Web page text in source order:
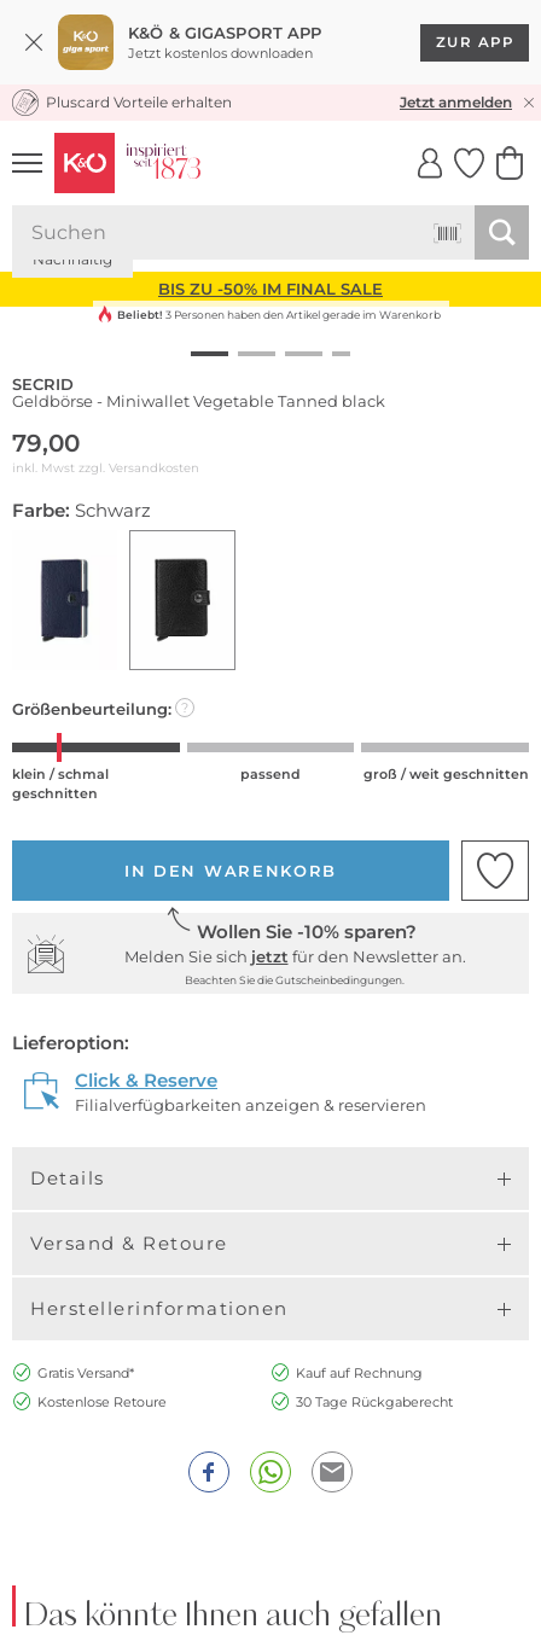
K&Ö & GIGASPORT APP
Jetzt kostenlos downloaden
ZUR APP
KOSTENLOSER VERSAND* & RÜCKVERSAND
Pluscard Vorteile erhalten Jetzt anmelden
UNSERE APP
CLICK &
BIS ZU -50% IM FINAL SALE
Nachhaltig
Beliebt! 3 Personen haben den Artikel gerade im Warenkorb
SECRID
Geldbörse - Miniwallet Vegetable Tanned black
79,00
inkl. Mwst zzgl. Versandkosten
Farbe: Schwarz
Größenbeurteilung: ?
klein / schmal
geschnitten
passend groß / weit geschnitten
IN DEN WARENKORB
Wollen Sie -10% sparen?
Melden Sie sich jetzt für den Newsletter an.
Beachten Sie die Gutscheinbedingungen.
Lieferoption:
Click & Reserve
Filialverfügbarkeiten anzeigen & reservieren
Details
Versand & Retoure
Herstellerinformationen
Gratis Versand*
Kauf auf Rechnung
Kostenlose Retoure
30 Tage Rückgaberecht
Das könnte Ihnen auch gefallen